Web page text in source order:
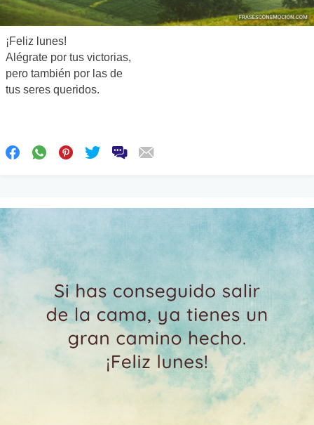
¡Feliz lunes!
Alégrate por tus victorias,
pero también por las de
tus seres queridos.